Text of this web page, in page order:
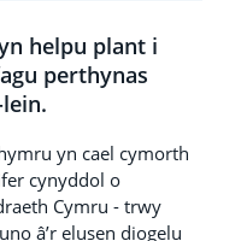
helpu plant i
perthynas
yn cael cymorth
cynyddol o
Cymru - trwy
â’r elusen diogelu